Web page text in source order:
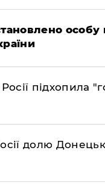
підхопила
долю